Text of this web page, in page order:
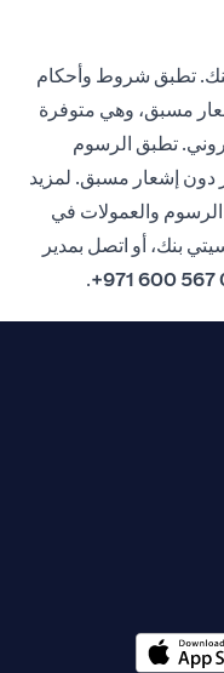
تطبق شروط وأحكام
مسبق، وهي متوفرة
تطبق الرسوم
دون إشعار مسبق. لمزيد
والعمولات في
بنك، أو اتصل بمدير
.